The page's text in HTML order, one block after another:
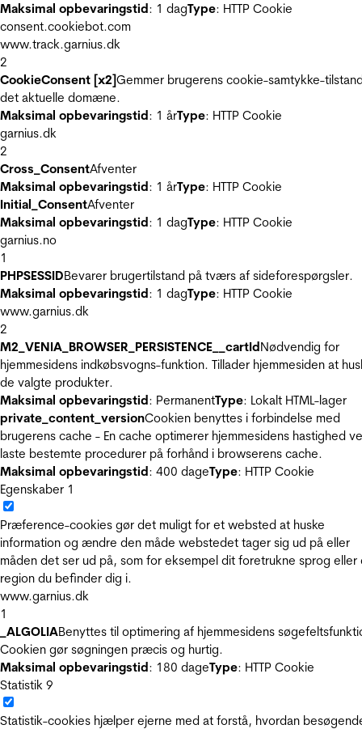
Maksimal opbevaringstid: 1 dagType: HTTP Cookie
consent.cookiebot.com
www.track.garnius.dk
2
CookieConsent [x2]Gemmer brugerens cookie-samtykke-
det aktuelle domæne.
Maksimal opbevaringstid: 1 årType: HTTP Cookie
garnius.dk
2
Cross_ConsentAfventer
Maksimal opbevaringstid: 1 årType: HTTP Cookie
Initial_ConsentAfventer
Maksimal opbevaringstid: 1 dagType: HTTP Cookie
garnius.no
1
PHPSESSIDBevarer brugertilstand på tværs af sideforespørgsler.
Maksimal opbevaringstid: 1 dagType: HTTP Cookie
www.garnius.dk
2
M2_VENIA_BROWSER_PERSISTENCE__cartIdNødvendig for
hjemmesidens indkøbsvogns-funktion. Tillader hjemmesiden at
de valgte produkter.
Maksimal opbevaringstid: PermanentType: Lokalt HTML-lager
private_content_versionCookien benyttes i forbindelse med
brugerens cache - En cache optimerer hjemmesidens hastighed
laste bestemte procedurer på forhånd i browserens cache.
Maksimal opbevaringstid: 400 dageType: HTTP Cookie
Egenskaber 1
Præference-cookies gør det muligt for et websted at huske
information og ændre den måde webstedet tager sig ud på eller
måden det ser ud på, som for eksempel dit foretrukne sprog eller
region du befinder dig i.
www.garnius.dk
1
_ALGOLIABenyttes til optimering af hjemmesidens
Cookien gør søgningen præcis og hurtig.
Maksimal opbevaringstid: 180 dageType: HTTP Cookie
Statistik 9
Statistik-cookies hjælper ejerne med at forstå, hvordan